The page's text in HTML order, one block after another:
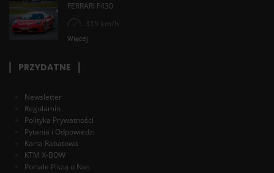
FERRARI F430
315 km/h
Więcej
PRZYDATNE
Newsletter
Regulamin
Polityka Prywatności
Pytania i Odpowiedzi
Karta Rabatowa
KTM X-BOW
Portale Piszą o Nas